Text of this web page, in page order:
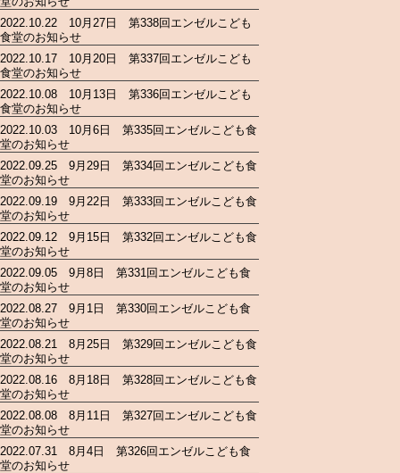
2022.10.22 10月27日 第338回エンゼルこども
食堂のお知らせ
2022.10.17 10月20日 第337回エンゼルこども
食堂のお知らせ
2022.10.08 10月13日 第336回エンゼルこども
食堂のお知らせ
2022.10.03 10月6日 第335回エンゼルこども食
堂のお知らせ
2022.09.25 9月29日 第334回エンゼルこども食
堂のお知らせ
2022.09.19 9月22日 第333回エンゼルこども食
堂のお知らせ
2022.09.12 9月15日 第332回エンゼルこども食
堂のお知らせ
2022.09.05 9月8日 第331回エンゼルこども食
堂のお知らせ
2022.08.27 9月1日 第330回エンゼルこども食
堂のお知らせ
2022.08.21 8月25日 第329回エンゼルこども食
堂のお知らせ
2022.08.16 8月18日 第328回エンゼルこども食
堂のお知らせ
2022.08.08 8月11日 第327回エンゼルこども食
堂のお知らせ
2022.07.31 8月4日 第326回エンゼルこども食
堂のお知らせ